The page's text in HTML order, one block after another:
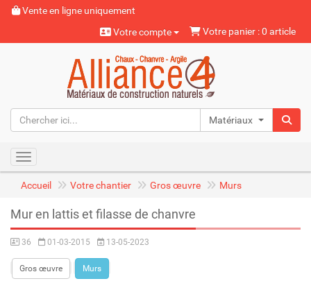
Vente en ligne uniquement
Votre compte
Votre panier : 0 article
Matériaux naturels
Toggle navigation
Accueil Votre chantier Gros œuvre Murs
Mur en lattis et filasse de chanvre
36 01-03-2015 13-05-2023
Gros œuvre Murs